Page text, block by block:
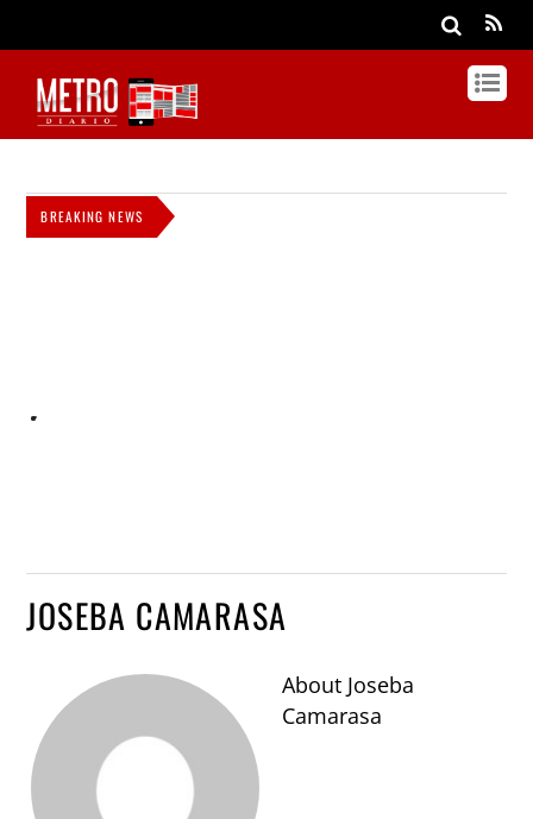
BREAKING NEWS
JOSEBA CAMARASA
About Joseba
Camarasa